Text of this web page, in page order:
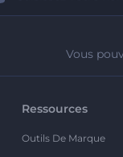
Vous
Ressources
Outils De Marque